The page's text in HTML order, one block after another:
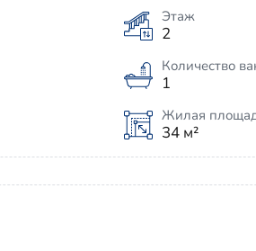
Этаж
2
Количество
1
Жилая
34 м²